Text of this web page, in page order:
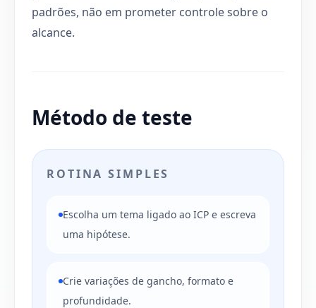
padrões, não em prometer controle sobre o
alcance.
Método de teste
ROTINA SIMPLES
Escolha um tema ligado ao ICP e escreva
uma hipótese.
Crie variações de gancho, formato e
profundidade.